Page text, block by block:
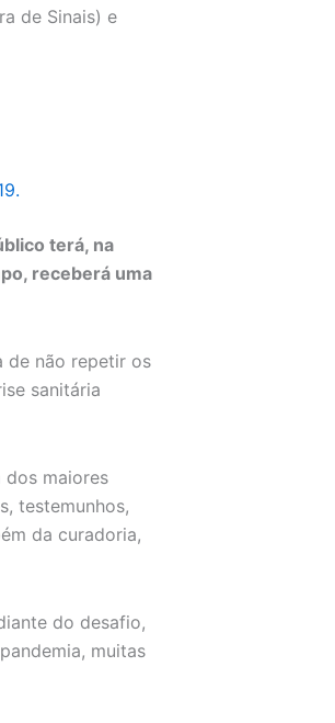
de Sinais) e
terá, na
receberá uma
de não repetir os
sanitária
maiores
testemunhos,
da curadoria,
do desafio,
muitas